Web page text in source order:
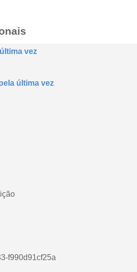
vez
última vez
f990d91cf25a